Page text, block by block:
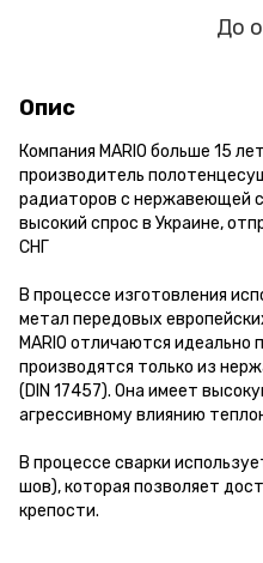
До
Опис
Компания MARIO больше 15
производитель
радиаторов с нержавеющей
высокий спрос в Украине,
СНГ
В процессе изготовления
метал передовых
MARIO отличаются
производятся только из
(DIN 17457). Она имеет
агрессивному влиянию
В процессе сварки
шов), которая позволяет
крепости.